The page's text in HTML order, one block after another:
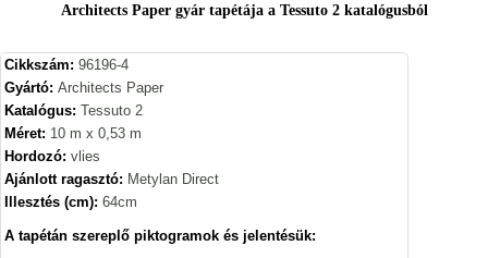
Architects Paper gyár tapétája a Tessuto 2 katalógusból
Cikkszám: 96196-4
Gyártó: Architects Paper
Katalógus: Tessuto 2
Méret: 10 m x 0,53 m
Hordozó: vlies
Ajánlott ragasztó: Metylan Direct
Illesztés (cm): 64cm
A tapétán szereplő piktogramok és jelentésük: